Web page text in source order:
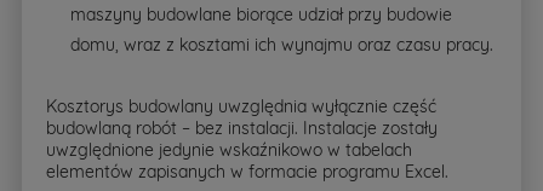
maszyny budowlane biorące udział przy budowie
domu, wraz z kosztami ich wynajmu oraz czasu pracy.
Kosztorys budowlany uwzględnia wyłącznie część
budowlaną robót – bez instalacji. Instalacje zostały
uwzględnione jedynie wskaźnikowo w tabelach
elementów zapisanych w formacie programu Excel.